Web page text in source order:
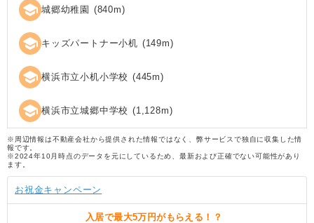
school 城郷幼稚園 (840m)
school キッズパートナー小机 (149m)
school 横浜市立小机小学校 (445m)
school 横浜市立城郷中学校 (1,128m)
※周辺情報は不動産会社から提供された情報ではなく、弊サービスで独自に収集した情
報です。
※2024年10月時点のデータを元にしているため、最新および正確でない可能性があり
ます。
お祝金キャンペーン
入居で最大5万円がもらえる！？